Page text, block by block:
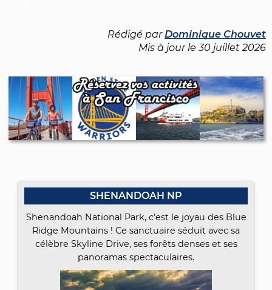
Rédigé parDominique Chouvet
Mis à jour le30 juillet 2026
SHENANDOAH NP
Shenandoah National Park, c'est le joyau des Blue
Ridge Mountains ! Ce sanctuaire séduit avec sa
célèbre Skyline Drive, ses forêts denses et ses
panoramas spectaculaires.